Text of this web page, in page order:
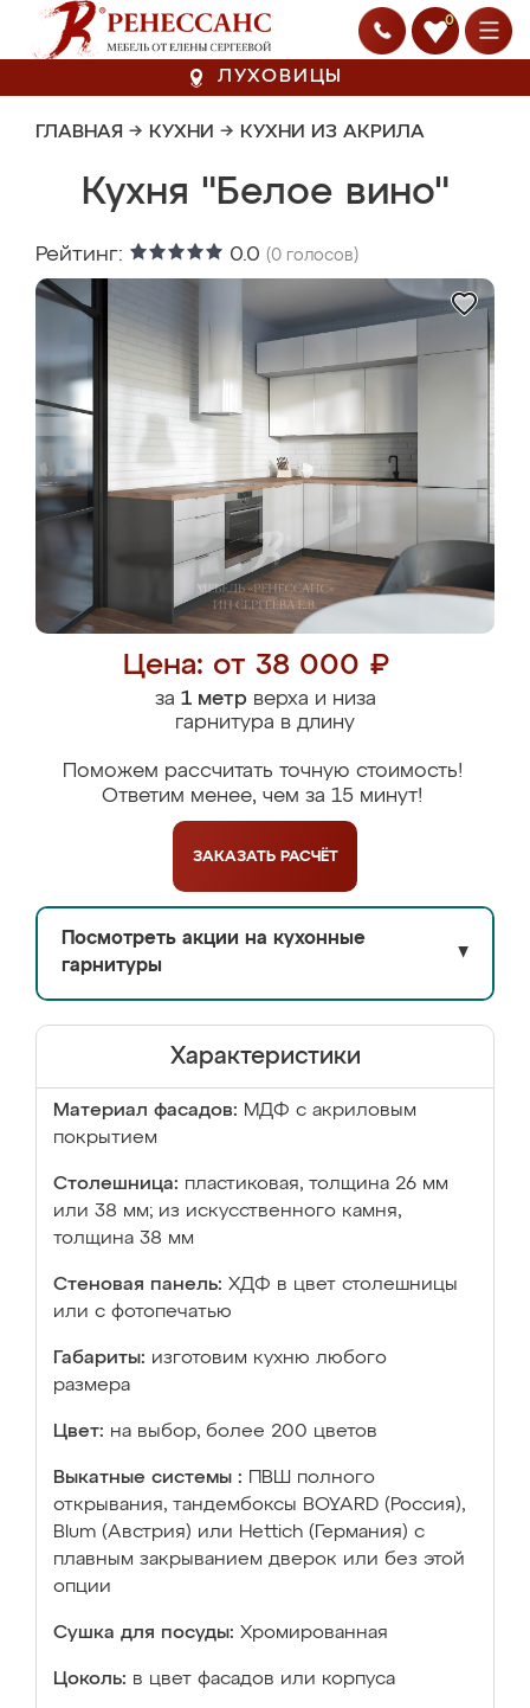
0
ЛУХОВИЦЫ
ГЛАВНАЯ → КУХНИ → КУХНИ ИЗ АКРИЛА
Кухня "Белое вино"
Рейтинг: 0.0 (0 голосов)
Цена: от 38 000 ₽
за 1 метрверха и низа
гарнитура в длину
Поможем рассчитать точную стоимость!
Ответим менее, чем за 15 минут!
ЗАКАЗАТЬ РАСЧЁТ
Посмотреть акции на кухонные
гарнитуры
▼
Характеристики
Материал фасадов: МДФ с акриловым
покрытием
Столешница: пластиковая, толщина 26 мм
или 38 мм; из искусственного камня,
толщина 38 мм
Стеновая панель: ХДФ в цвет столешницы
или с фотопечатью
Габариты: изготовим кухню любого
размера
Цвет: на выбор, более 200 цветов
Выкатные системы :
ПВШ полного
открывания, тандембоксы BOYARD (Россия),
Blum (Австрия) или Hettich (Германия) с
плавным закрыванием дверок или без этой
опции
Сушка для посуды: Хромированная
Цоколь: в цвет фасадов или корпуса